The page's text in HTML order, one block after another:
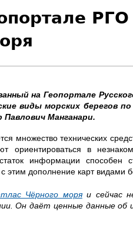
на Геопортале
виды морских берегов
Павлович Манганари.
множество технических
ориентироваться в
информации способен
этим дополнение карт видами
Чёрного моряи сейчас
Он даёт ценные данные